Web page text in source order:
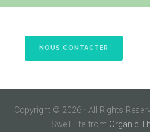
NOUS CONTACTER
Copyright © 2026 · All Rights
Swell Lite from Organic